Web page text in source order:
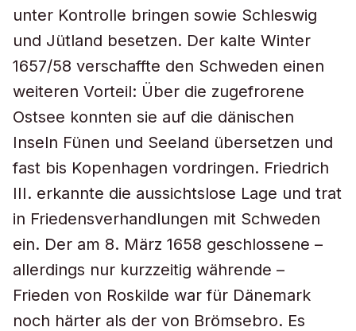
unter Kontrolle bringen sowie Schleswig
und Jütland besetzen. Der kalte Winter
1657/58 verschaffte den Schweden einen
weiteren Vorteil: Über die zugefrorene
Ostsee konnten sie auf die dänischen
Inseln Fünen und Seeland übersetzen und
fast bis Kopenhagen vordringen. Friedrich
III. erkannte die aussichtslose Lage und trat
in Friedensverhandlungen mit Schweden
ein. Der am 8. März 1658 geschlossene –
allerdings nur kurzzeitig währende –
Frieden von Roskilde war für Dänemark
noch härter als der von Brömsebro. Es